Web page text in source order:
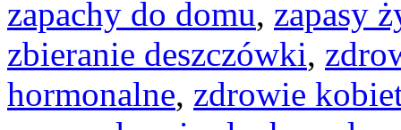
zapachy do domu, zapasy
zbieranie deszczówki,
hormonalne, zdrowie